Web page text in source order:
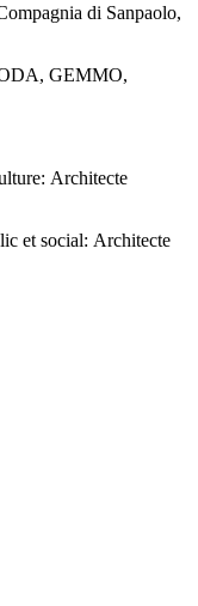
di Sanpaolo,
GEMMO,
Architecte
et social: Architecte